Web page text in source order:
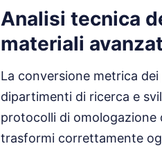
Analisi tecnica
materiali
La conversione metrica
dipartimenti di ricerca e
protocolli di omologazione
trasformi correttamente